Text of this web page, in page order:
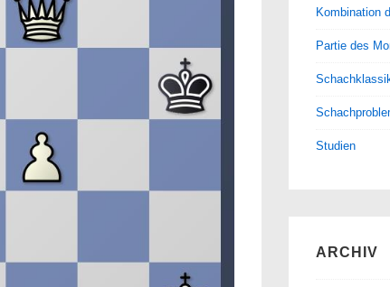
Kombination
Partie des
Studien
ARCHIV